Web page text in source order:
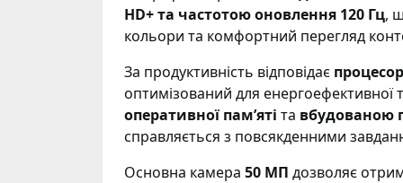
HD+ та частотою оновлення 120 Гц,
кольори та комфортний перегляд
За продуктивність відповідає
оптимізований для енергоефективної
оперативної пам’яті та вбудованою
справляється з повсякденними
Основна камера 50 МП дозволяє